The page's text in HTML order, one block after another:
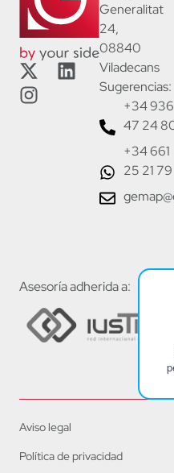
Generalitat
24,
08840
Viladecans
Sugerencias:
+34 936
47 24
+34 661
25 21 79
Asesoría adherida a:
Aviso legal
Política de privacidad